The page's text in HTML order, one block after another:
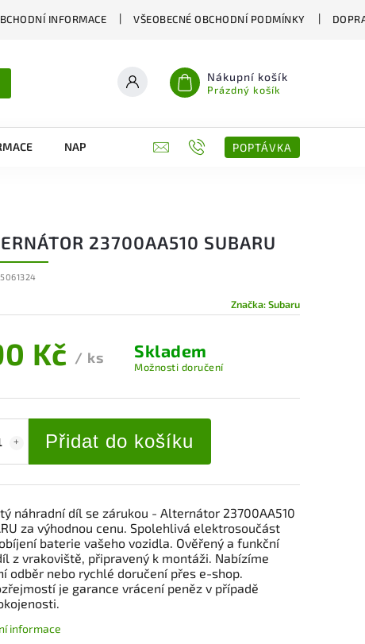
INFORMACE VŠEOBECNÉ OBCHODNÍ PODMÍNKY
Nákupní košík
Prázdný košík
NAPIŠTE NÁM KONTAKTY POPTÁVKA
23700AA510 SUBARU
Značka:Subaru
Kč / ks Skladem
Možnosti doručení
Přidat do košíku
náhradní díl se zárukou - Alternátor 23700AA510
za výhodnou cenu. Spolehlivá elektrosoučást
baterie vašeho vozidla. Ověřený a funkční
z vrakoviště, připravený k montáži. Nabízíme
odběr nebo rychlé doručení přes e-shop.
je garance vrácení peněz v případě
informace